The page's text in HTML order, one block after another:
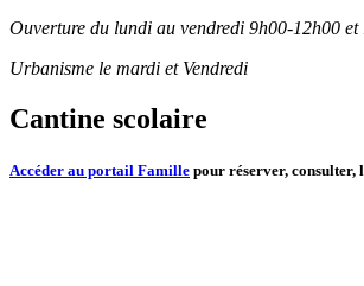
Ouverture du lundi au vendredi 9h00-12h00
Urbanisme le mardi et Vendredi
Cantine scolaire
Accéder au portail Famille pour réserver, consulter,